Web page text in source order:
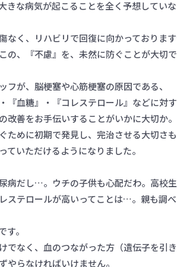
きな病気が起こることを全く予想してい
なく、リハビリで回復に向かっております
の、『不慮』を、未然に防ぐことが大切で
フが、脳梗塞や心筋梗塞の原因である、
・『血糖』・『コレステロール』などに対
改善をお手伝いすることがいかに大切か。
ために初期で発見し、完治させる大切さ
ていただけるようになりました。
尿病だし…。ウチの子供も心配だわ。高校
レステロールが高いってことは…。親も調
す。
でなく、血のつながった方（遺伝子を引き
やらなければいけません。